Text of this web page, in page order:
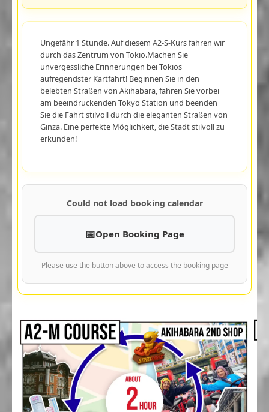
Ungefähr 1 Stunde. Auf diesem A2-S-Kurs fahren wir
durch das Zentrum von Tokio.Machen Sie
unvergessliche Erinnerungen bei Tokios
aufregendster Kartfahrt! Beginnen Sie in den
belebten Straßen von Akihabara, fahren Sie vorbei
am beeindruckenden Tokyo Station und beenden
Sie die Fahrt stilvoll durch die eleganten Straßen von
Ginza. Eine perfekte Möglichkeit, die Stadt stilvoll zu
erkunden!
Could not load booking calendar
Open Booking Page
Please use the button above to access the booking page